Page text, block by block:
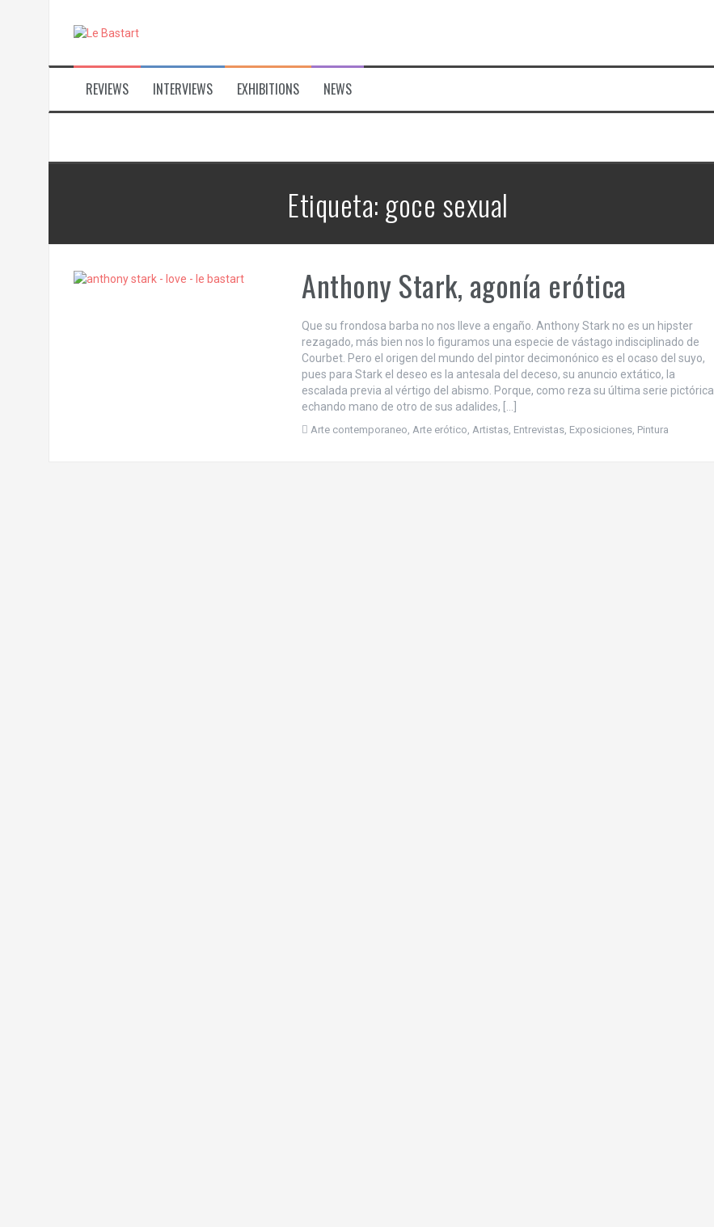
REVIEWS INTERVIEWS EXHIBITIONS NEWS
Etiqueta: goce sexual
Anthony Stark, agonía erótica
Que su frondosa barba no nos lleve a engaño. Anthony Stark no es un hipster
rezagado, más bien nos lo figuramos una especie de vástago indisciplinado de
Courbet. Pero el origen del mundo del pintor decimonónico es el ocaso del suyo,
pues para Stark el deseo es la antesala del deceso, su anuncio extático, la
escalada previa al vértigo del abismo. Porque, como reza su última serie pictórica
echando mano de otro de sus adalides, […]
Arte contemporaneo,Arte erótico,Artistas, Entrevistas, Exposiciones, Pintura